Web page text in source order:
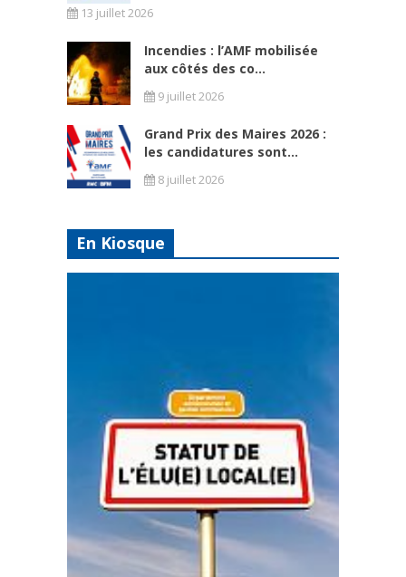
13 juillet 2026
Incendies : l’AMF mobilisée
aux côtés des co...
9 juillet 2026
Grand Prix des Maires 2026 :
les candidatures sont...
8 juillet 2026
En Kiosque